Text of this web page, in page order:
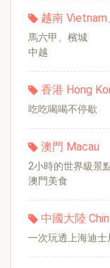
越南
馬六甲、檳城
中越
香港 Hong
吃吃喝喝不停歇
澳門 Macau
2小時的世界級景
澳門美食
中國大陸
一次玩透上海迪士